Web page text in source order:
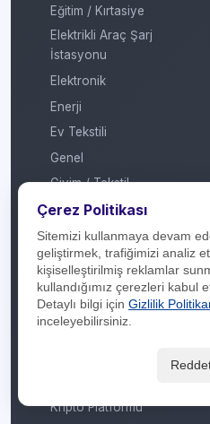
Eğitim / Kırtasiye
Elektrikli Araç Şarj
İstasyonu
Elektronik
Enerji
Ev Tekstili
Genel
Giyim / Tekstil
Havayolu / Havalimanı
Isıtma / Soğutma
İletişim Operatörü
Kafe / Restoran / Fast
Food / Gıda
Kargo
Kripto Platformu
Çerez Politikası
Sitemizi kullanmaya devam
geliştirmek, trafiğimizi analiz
kişiselleştirilmiş reklamlar
kullandığımız çerezleri kabul
Detaylı bilgi için Gizlilik
inceleyebilirsiniz.